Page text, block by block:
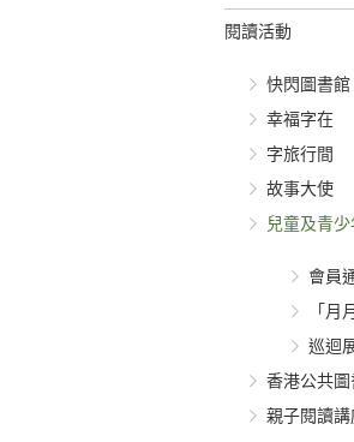
閱讀活動
快閃圖書館
幸福字在
字旅行間
故事大使
兒童及青少
會員
「月
巡迴
香港公共
親子閱讀